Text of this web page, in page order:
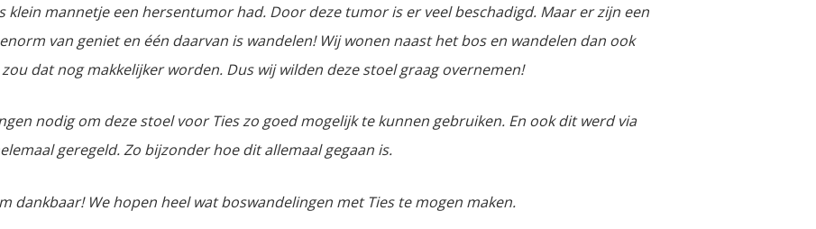
klein mannetje een hersentumor had. Door deze tumor is er veel beschadigd. Maar er zijn een
van geniet en één daarvan is wandelen! Wij wonen naast het bos en wandelen dan ook
dat nog makkelijker worden. Dus wij wilden deze stoel graag overnemen!
nodig om deze stoel voor Ties zo goed mogelijk te kunnen gebruiken. En ook dit werd via
geregeld. Zo bijzonder hoe dit allemaal gegaan is.
dankbaar! We hopen heel wat boswandelingen met Ties te mogen maken.